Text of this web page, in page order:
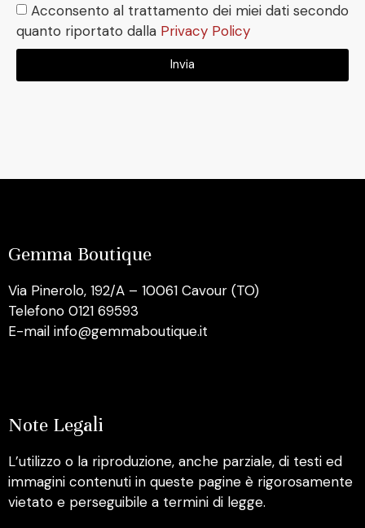
Acconsento al trattamento dei miei dati secondo
quanto riportato dalla Privacy Policy
Invia
Gemma Boutique
Via Pinerolo, 192/A – 10061 Cavour (TO)
Telefono 0121 69593
E-mail info@gemmaboutique.it
Note Legali
L’utilizzo o la riproduzione, anche parziale, di testi ed
immagini contenuti in queste pagine è rigorosamente
vietato e perseguibile a termini di legge.